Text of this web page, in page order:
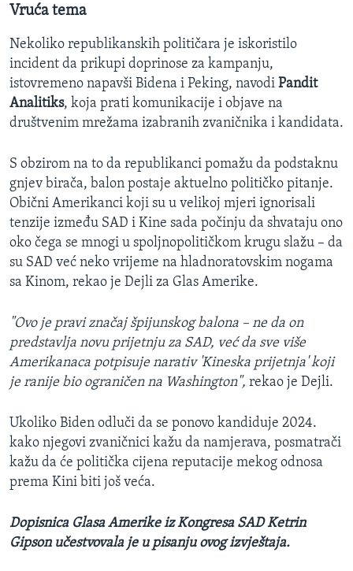
Vruća tema
Nekoliko republikanskih političara je iskoristilo
incident da prikupi doprinose za kampanju,
istovremeno napavši Bidena i Peking, navodi Pandit
Analitiks, koja prati komunikacije i objave na
društvenim mrežama izabranih zvaničnika i kandidata.
S obzirom na to da republikanci pomažu da podstaknu
gnjev birača, balon postaje aktuelno političko pitanje.
Obični Amerikanci koji su u velikoj mjeri ignorisali
tenzije između SAD i Kine sada počinju da shvataju ono
oko čega se mnogi u spoljnopolitičkom krugu slažu – da
su SAD već neko vrijeme na hladnoratovskim nogama
sa Kinom, rekao je Dejli za Glas Amerike.
"Ovo je pravi značaj špijunskog balona – ne da on
predstavlja novu prijetnju za SAD, već da sve više
Amerikanaca potpisuje narativ 'Kineska prijetnja' koji
je ranije bio ograničen na Washington", rekao je Dejli.
Ukoliko Biden odluči da se ponovo kandiduje 2024.
kako njegovi zvaničnici kažu da namjerava, posmatrači
kažu da će politička cijena reputacije mekog odnosa
prema Kini biti još veća.
Dopisnica Glasa Amerike iz Kongresa SAD Ketrin
Gipson učestvovala je u pisanju ovog izvještaja.